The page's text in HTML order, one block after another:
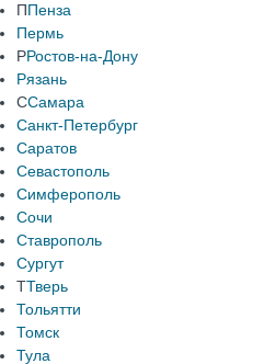
ППенза
Пермь
РРостов-на-Дону
Рязань
ССамара
Санкт-Петербург
Саратов
Севастополь
Симферополь
Сочи
Ставрополь
Сургут
ТТверь
Тольятти
Томск
Тула